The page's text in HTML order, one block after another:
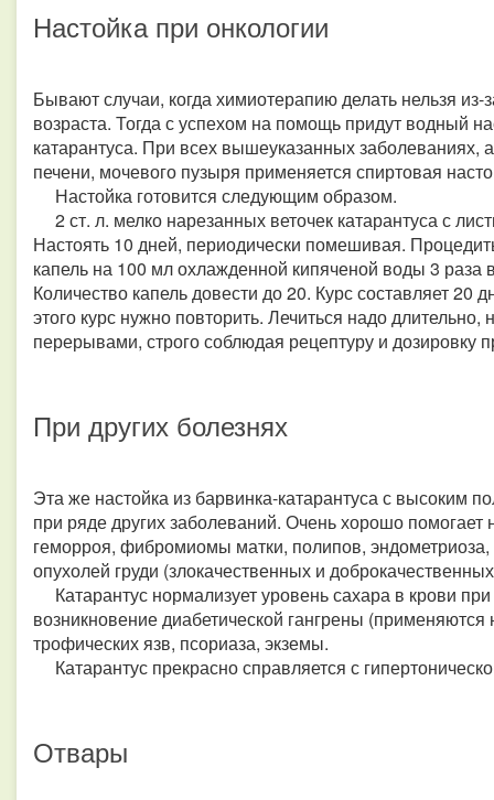
Настойка при онкологии
Бывают случаи, когда химиотерапию делать нельзя
возраста. Тогда с успехом на помощь придут водный
катарантуса. При всех вышеуказанных заболеваниях,
печени, мочевого пузыря применяется спиртовая
Настойка готовится следующим образом.
2 ст. л. мелко нарезанных веточек катарантуса с
Настоять 10 дней, периодически помешивая.
капель на 100 мл охлажденной кипяченой воды 3
Количество капель довести до 20. Курс составляет
этого курс нужно повторить. Лечиться надо
перерывами, строго соблюдая рецептуру и дозировку
При других болезнях
Эта же настойка из барвинка-катарантуса с высоким
при ряде других заболеваний. Очень хорошо
геморроя, фибромиомы матки, полипов, эндометриоза,
опухолей груди (злокачественных и
Катарантус нормализует уровень сахара в крови
возникновение диабетической гангрены (применяются
трофических язв, псориаза, экземы.
Катарантус прекрасно справляется с
Отвары